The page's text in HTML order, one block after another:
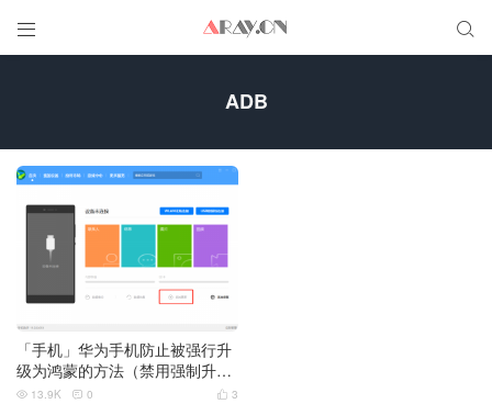
 
ADB
「手机」华为手机防止被强行升
级为鸿蒙的方法（禁用强制升
级，7月5日更新）
 3
 13.9K  0